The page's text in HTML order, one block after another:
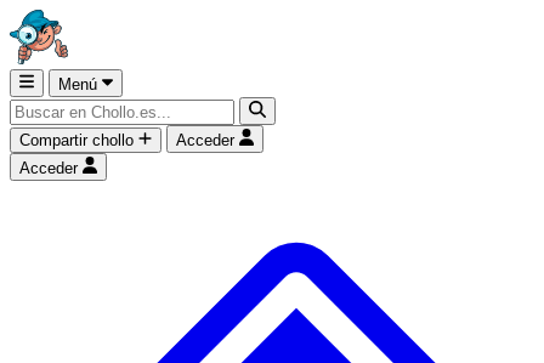
Menú
Compartir chollo
Acceder
Acceder